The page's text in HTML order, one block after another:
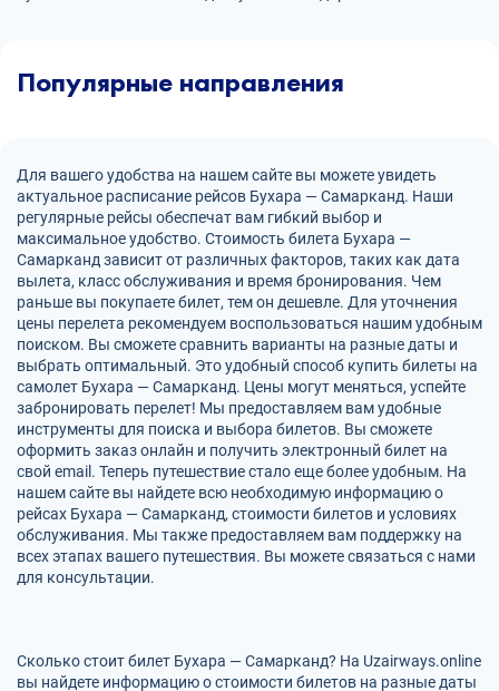
Популярные направления
Для вашего удобства на нашем сайте вы можете увидеть
актуальное расписание рейсов Бухара — Самарканд. Наши
регулярные рейсы обеспечат вам гибкий выбор и
максимальное удобство. Стоимость билета Бухара —
Самарканд зависит от различных факторов, таких как дата
вылета, класс обслуживания и время бронирования. Чем
раньше вы покупаете билет, тем он дешевле. Для уточнения
цены перелета рекомендуем воспользоваться нашим удобным
поиском. Вы сможете сравнить варианты на разные даты и
выбрать оптимальный. Это удобный способ купить билеты на
самолет Бухара — Самарканд. Цены могут меняться, успейте
забронировать перелет! Мы предоставляем вам удобные
инструменты для поиска и выбора билетов. Вы сможете
оформить заказ онлайн и получить электронный билет на
свой email. Теперь путешествие стало еще более удобным. На
нашем сайте вы найдете всю необходимую информацию о
рейсах Бухара — Самарканд, стоимости билетов и условиях
обслуживания. Мы также предоставляем вам поддержку на
всех этапах вашего путешествия. Вы можете связаться с нами
для консультации.
Сколько стоит билет Бухара — Самарканд? На Uzairways.online
вы найдете информацию о стоимости билетов на разные даты